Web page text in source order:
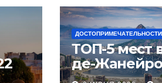
ДОСТОПРИМЕЧАТЕЛЬНОСТИ
ТОП-5 мест
де-
которых вы